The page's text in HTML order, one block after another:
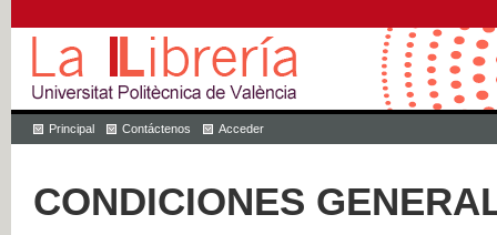
Principal Contáctenos Acceder
CONDICIONES